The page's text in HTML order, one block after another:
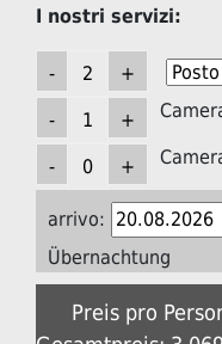
I nostri servizi:
arrivo:
Übernachtung
Preis pro